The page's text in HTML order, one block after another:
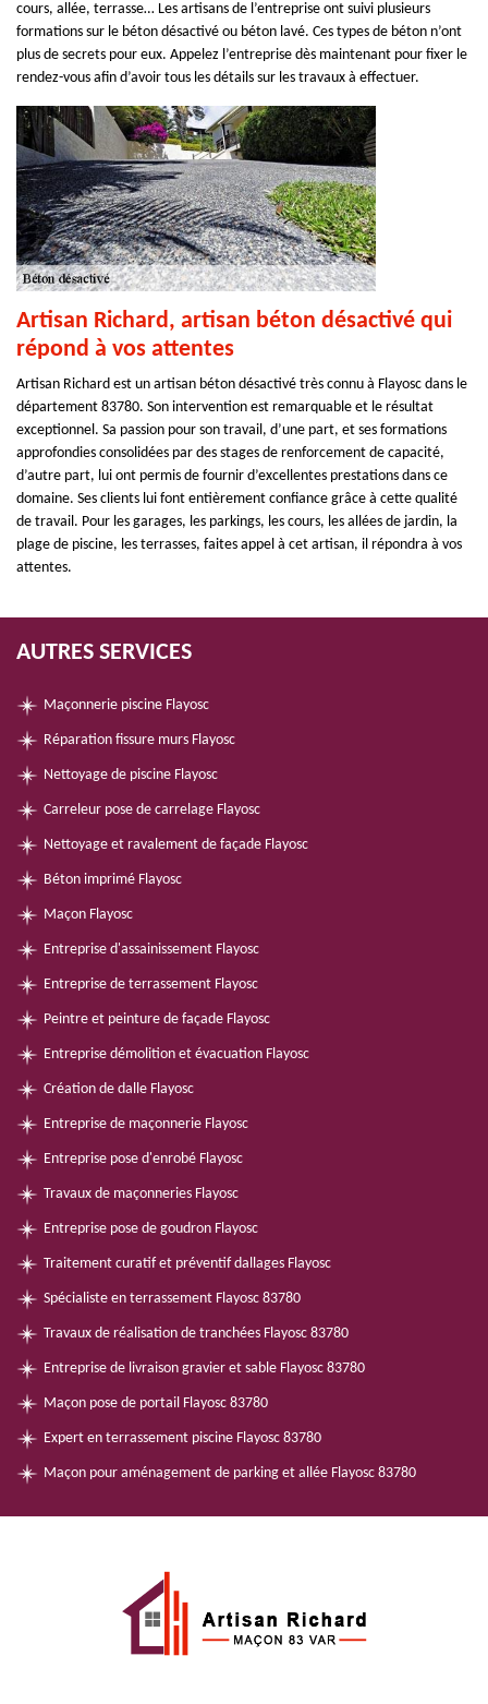
cours, allée, terrasse… Les artisans de l’entreprise ont suivi plusieurs
formations sur le béton désactivé ou béton lavé. Ces types de béton n’ont
plus de secrets pour eux. Appelez l’entreprise dès maintenant pour fixer le
rendez-vous afin d’avoir tous les détails sur les travaux à effectuer.
Artisan Richard, artisan béton désactivé qui
répond à vos attentes
Artisan Richard est un artisan béton désactivé très connu à Flayosc dans le
département 83780. Son intervention est remarquable et le résultat
exceptionnel. Sa passion pour son travail, d’une part, et ses formations
approfondies consolidées par des stages de renforcement de capacité,
d’autre part, lui ont permis de fournir d’excellentes prestations dans ce
domaine. Ses clients lui font entièrement confiance grâce à cette qualité
de travail. Pour les garages, les parkings, les cours, les allées de jardin, la
plage de piscine, les terrasses, faites appel à cet artisan, il répondra à vos
attentes.
AUTRES SERVICES
Maçonnerie piscine Flayosc
Réparation fissure murs Flayosc
Nettoyage de piscine Flayosc
Carreleur pose de carrelage Flayosc
Nettoyage et ravalement de façade Flayosc
Béton imprimé Flayosc
Maçon Flayosc
Entreprise d'assainissement Flayosc
Entreprise de terrassement Flayosc
Peintre et peinture de façade Flayosc
Entreprise démolition et évacuation Flayosc
Création de dalle Flayosc
Entreprise de maçonnerie Flayosc
Entreprise pose d'enrobé Flayosc
Travaux de maçonneries Flayosc
Entreprise pose de goudron Flayosc
Traitement curatif et préventif dallages Flayosc
Spécialiste en terrassement Flayosc 83780
Travaux de réalisation de tranchées Flayosc 83780
Entreprise de livraison gravier et sable Flayosc 83780
Maçon pose de portail Flayosc 83780
Expert en terrassement piscine Flayosc 83780
Maçon pour aménagement de parking et allée Flayosc 83780